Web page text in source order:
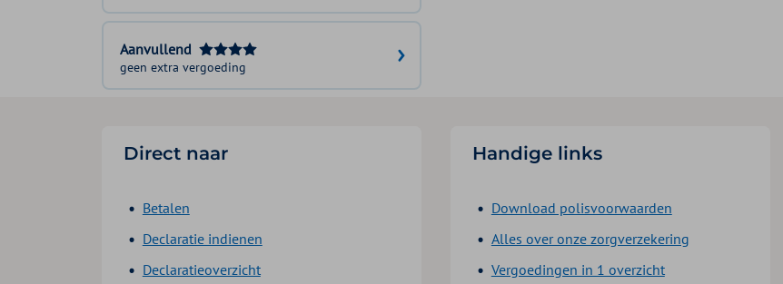
Aanvullend
geen extra vergoeding
Direct naar
Betalen
Declaratie indienen
Declaratieoverzicht
Handige links
Download polisvoorwaarden
Alles over onze zorgverzekering
Vergoedingen in 1 overzicht